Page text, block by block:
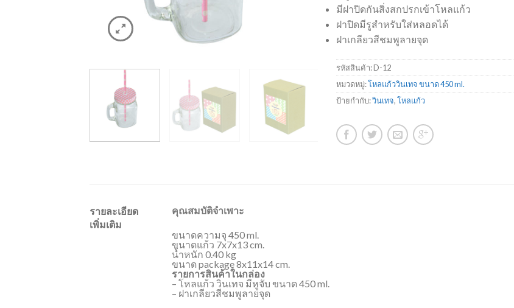
มีฝาปิดกันสิ่งสกปรกเข้าโหลแก้ว
ฝาปิดมีรูสำหรับใส่หลอดได้
ฝาเกลียวสีชมพูลายจุด
รหัสสินค้า:D-12
หมวดหมู่:โหลแก้ววินเทจ ขนาด 450 ml.
ป้ายกำกับ:วินเทจ,โหลแก้ว
รายละเอียด
เพิ่มเติม
คุณสมบัติจำเพาะ
ขนาดความจุ 450 ml.
ขนาดแก้ว 7x7x13 cm.
น้ำหนัก 0.40 kg
ขนาด package 8x11x14 cm.
รายการสินค้าในกล่อง
– โหลแก้ว วินเทจ มีหูจับ ขนาด 450 ml.
– ฝาเกลียวสีชมพูลายจุด